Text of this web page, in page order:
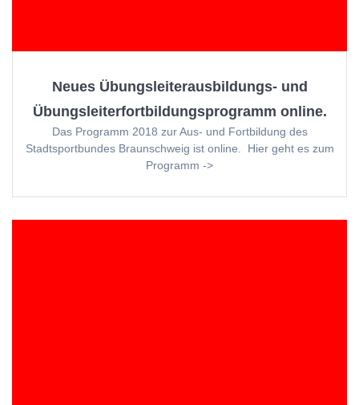
Neues Übungsleiterausbildungs- und
Übungsleiterfortbildungsprogramm online.
Das Programm 2018 zur Aus- und Fortbildung des
Stadtsportbundes Braunschweig ist online. Hier geht es zum
Programm ->